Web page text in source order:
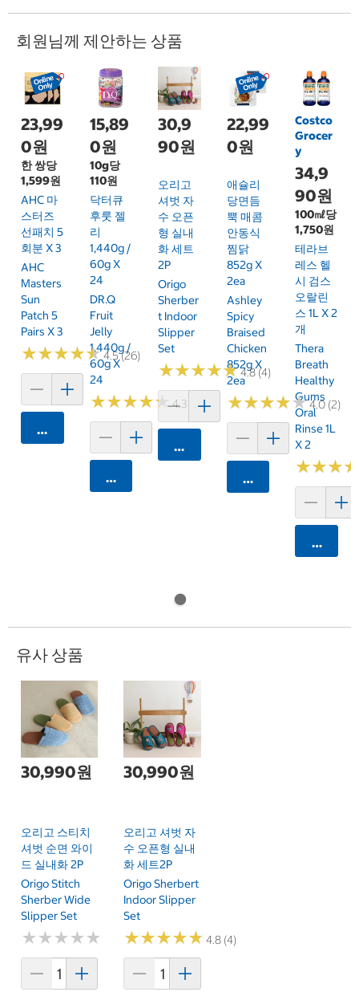
회원님께 제안하는 상품
23,99
0원
한 쌍당
1,599원
AHC 마
스터즈
선패치 5
회분 X 3
AHC
Masters
Sun
Patch 5
Pairs X 3
★★★★★
★★★★★4.5 (26)
카트에 담기
15,89
0원
10g당
110원
닥터큐
후룻 젤
리
1,440g /
60g X
24
DR.Q
Fruit
Jelly
1,440g /
60g X
24
★★★★★
★★★★★4.3 (15)
카트에 담기
30,9
90원
오리고
셔벗 자
수 오픈
형 실내
화 세트
2P
Origo
Sherber
T Indoor
Slipper
Set
★★★★★
★★★★★4.8 (4)
카트에 담기
22,99
0원
애슐리
당면듬
뿍 매콤
안동식
찜닭
852g X
2ea
Ashley
Spicy
Braised
Chicken
852g X
2ea
★★★★★
★★★★★4.0 (2)
카트에 담기
Costco
Grocer
y
34,9
90원
100㎖당
1,750원
테라브
레스 헬
시 검스
오랄린
스 1L X 2
개
Thera
Breath
Healthy
Gums
Oral
Rinse 1L
X 2
★★★
★★★
카트에
유사 상품
30,990원
오리고 스티치
셔벗 순면 와이
드 실내화 2P
Origo Stitch
Sherber Wide
Slipper Set
★★★★★
★★★★★
30,990원
오리고 셔벗 자
수 오픈형 실내
화 세트2P
Origo Sherbert
Indoor Slipper
Set
★★★★★
★★★★★ 4.8 (4)